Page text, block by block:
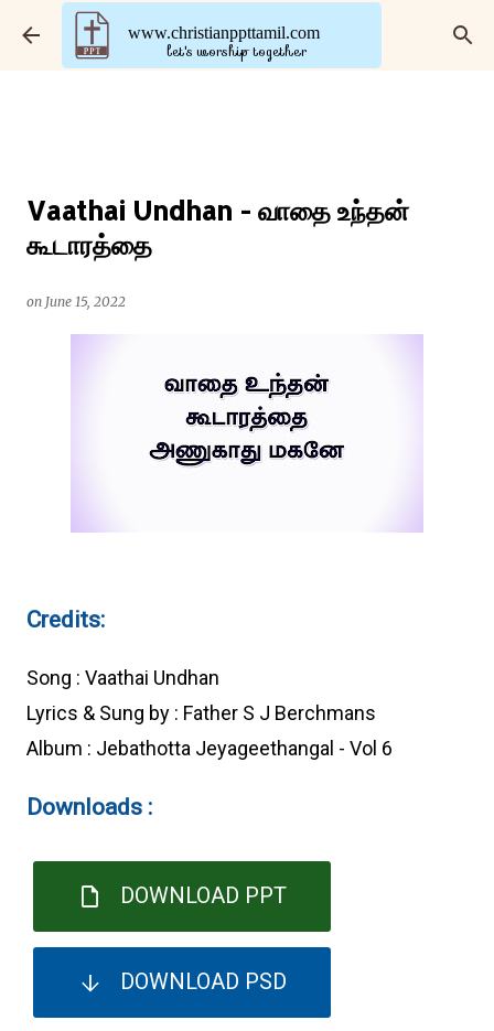
Skip to main content
www.christianppttamil.com
let's worship together
Vaathai Undhan - வாதை உந்தன்
கூடாரத்தை
on June 15, 2022
Credits:
Song : Vaathai Undhan
Lyrics & Sung by : Father S J Berchmans
Album : Jebathotta Jeyageethangal - Vol 6
Downloads :
DOWNLOAD PPT
DOWNLOAD PSD